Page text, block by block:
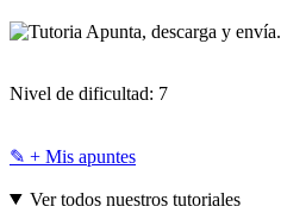
Apunta, descarga y envía.
Nivel de dificultad: 7
✎ + Mis apuntes
Ver todos nuestros tutoriales